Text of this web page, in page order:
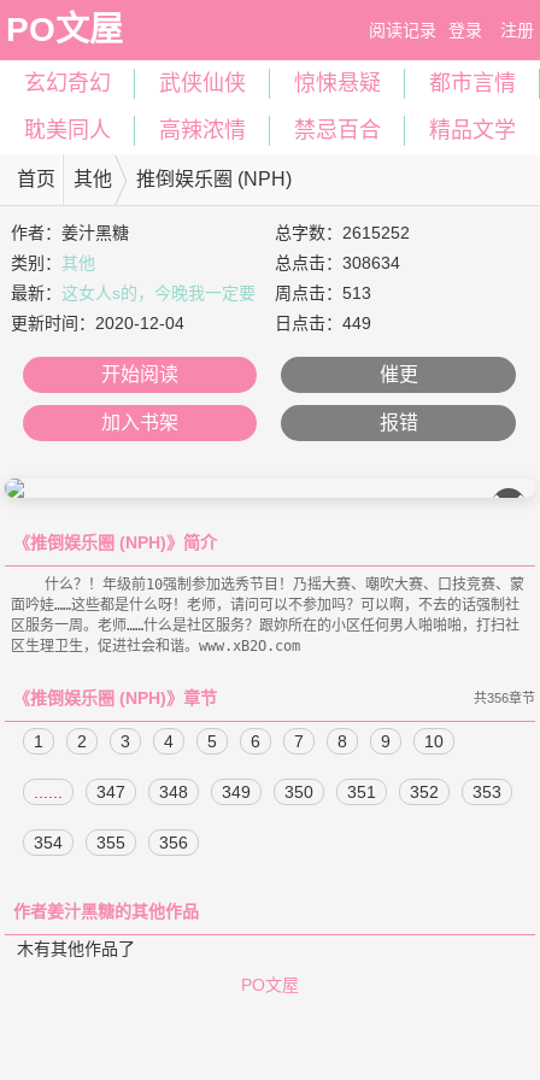
PO文屋 阅读记录 登录 注册
玄幻奇幻 武侠仙侠 惊悚悬疑
都市言情
耽美同人
高辣浓情 禁忌百合 精品文学
首页 其他 推倒娱乐圈 (NPH)
作者：姜汁黑糖
类别：其他
最新：这女人s的，今晚我一定要
将她的吸肿
更新时间： 2020-12-04
总字数：2615252
总点击：308634
周点击：513
日点击：449
开始阅读 催更
加入书架 报错
��
《推倒娱乐圈 (NPH)》简介
    什么？！年级前10强制参加选秀节目！乃摇大赛、嘲吹大赛、口技竞赛、蒙
面吟娃……这些都是什么呀！老师，请问可以不参加吗？可以啊，不去的话强制社
区服务一周。老师……什么是社区服务？跟妳所在的小区任何男人啪啪啪，打扫社
《推倒娱乐圈 (NPH)》章节 共356章节
1 2 3 4 5 6 7 8 9 10
347 348 349 350 351 352 353
354 355 356
作者姜汁黑糖的其他作品
木有其他作品了
PO文屋